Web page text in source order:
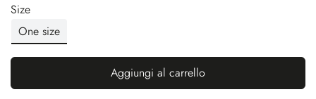
Size
One size
Aggiungi al carrello